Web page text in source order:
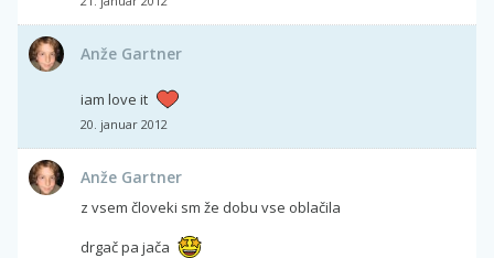
Anže Gartner
iam love it
20. januar 2012
Anže Gartner
z vsem človeki sm že dobu vse oblačila
drgač pa jača